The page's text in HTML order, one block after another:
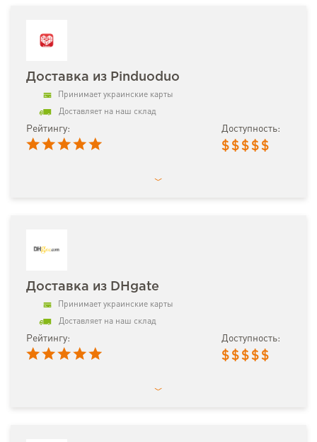
Доставка из Pinduoduo
Принимает украинские карты
Доставляет на наш склад
Рейтингу: Доступность:
$ $ $ $ $
Доставка из DHgate
Принимает украинские карты
Доставляет на наш склад
Рейтингу: Доступность:
$ $ $ $ $